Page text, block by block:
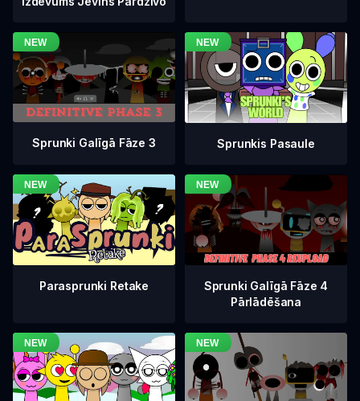
Sprunki Galīgā Fāze 3 Sprunkis Pasaule
Parasprunki Retake
Sprunki Galīgā Fāze 4
Pārlādēšana